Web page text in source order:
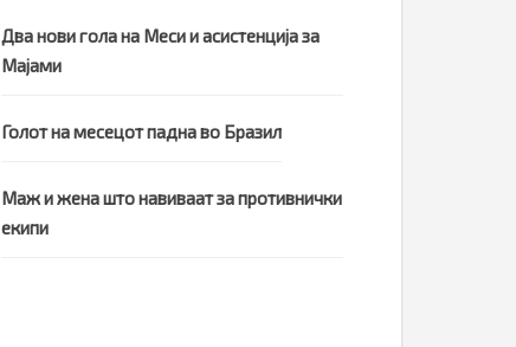
Два нови гола на Меси и асистенција за
Мајами
Голот на месецот падна во Бразил
Маж и жена што навиваат за противнички
екипи